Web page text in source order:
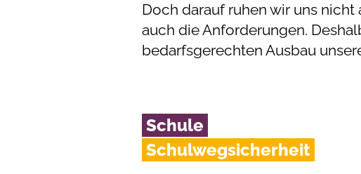
Doch darauf ruhen wir uns
auch die Anforderungen.
bedarfsgerechten Ausbau
Schule
Schulwegsicherheit